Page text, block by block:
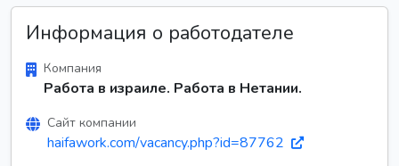
Информация о работодателе
Компания
Работа в израиле. Работа в Нетании.
Сайт компании
haifawork.com/vacancy.php?id=87762